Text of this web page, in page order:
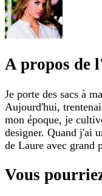
A propos de
Je porte des sacs à
Aujourd'hui,
mon époque, je
designer. Quand j'ai
de Laure avec grand
Vous